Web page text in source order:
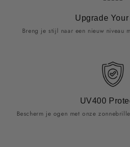
Upgrade
Breng je stijl naar een nieuw niveau
UV400
Bescherm je ogen met onze